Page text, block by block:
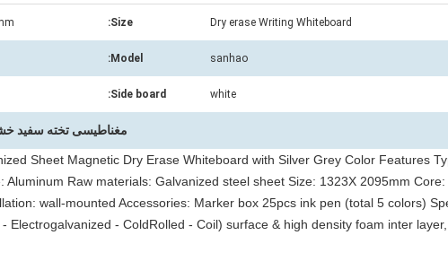
Dry erase Writing Whiteboard
Size:
sanhao
Model:
white
Side board:
مغناطیسی تخته سفید
Sheet Magnetic Dry Erase Whiteboard with Silver Grey Color Features
Aluminum Raw materials: Galvanized steel sheet Size: 1323X 2095mm
wall-mounted Accessories: Marker box 25pcs ink pen (total 5 colors)
Electrogalvanized - ColdRolled - Coil) surface & high density foam inter